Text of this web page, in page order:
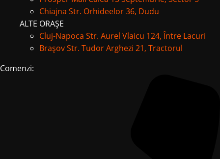
Chiajna Str. Orhideelor 36, Dudu
ALTE ORAȘE
Cluj-Napoca Str. Aurel Vlaicu 124, Între Lacuri
BrașovStr. Tudor Arghezi 21, Tractorul
Comenzi: